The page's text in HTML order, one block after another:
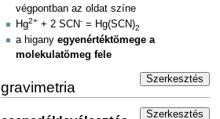
végpontban az oldat színe
Hg2++ 2 SCN-= Hg(SCN)2
a higany egyenértéktömege a
molekulatömeg fele
Szerkesztés
gravimetria
Szerkesztés